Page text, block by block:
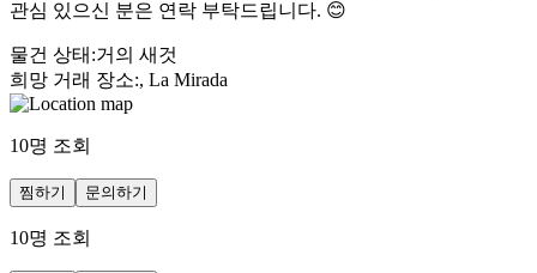
관심 있으신 분은 연락 부탁드립니다. 😊
물건 상태 :거의 새것
희망 거래 장소:, La Mirada
10명 조회
찜하기 문의하기
10명 조회